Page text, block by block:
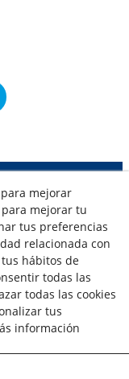
mejorar
mejorar tu
tus preferencias
relacionada con
hábitos de
todas las
todas las cookies
tus
información